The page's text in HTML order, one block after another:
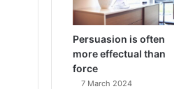
Persuasion is often
more effectual than
force
7 March 2024